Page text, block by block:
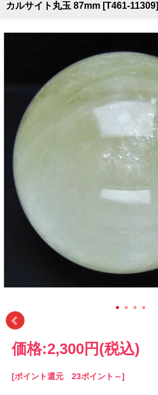
カルサイト丸玉 87mm [T461-11309]
価格:2,300円 (税込)
[ポイント還元 23ポイント～]